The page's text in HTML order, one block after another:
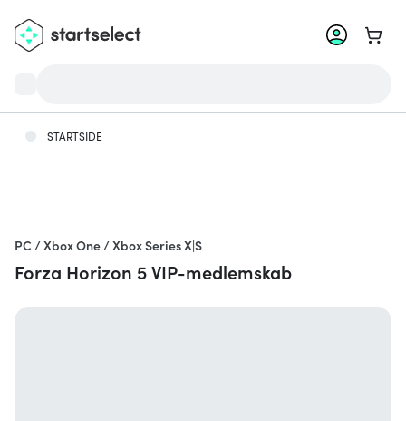
Gå til
STARTSIDE
PC / Xbox One / Xbox Series X|S
Forza Horizon 5 VIP-medlemskab